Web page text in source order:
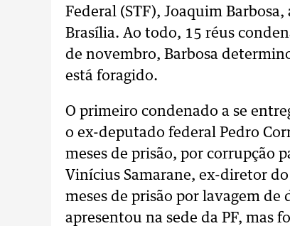
Federal (STF), Joaquim
Brasília. Ao todo, 15 réus
de novembro, Barbosa
está foragido.
O primeiro condenado a se
o ex-deputado federal Pedro
meses de prisão, por corrupção
Vinícius Samarane, ex-diretor
meses de prisão por lavagem
apresentou na sede da PF, mas